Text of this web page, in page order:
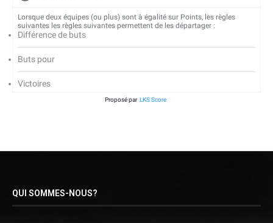
Lorsque deux équipes (ou plus) sont à égalité sur Points, les règles
suivantes les règles suivantes permettent de les départager :
Différence de buts
Buts pour
Victoires
Proposé par LKS Score
QUI SOMMES-NOUS?